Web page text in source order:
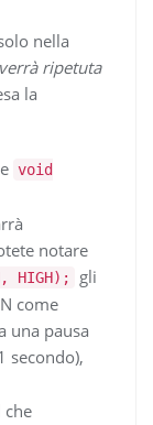
nella
ripetuta
la
void
notare
HIGH);
gli
come
una pausa
secondo),
che